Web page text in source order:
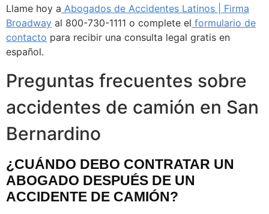
Llame hoy a Abogados de Accidentes Latinos | Firma
Broadway al 800-730-1111 o complete el formulario de
contacto para recibir una consulta legal gratis en
español.
Preguntas frecuentes sobre
accidentes de camión en San
Bernardino
¿CUÁNDO DEBO CONTRATAR UN
ABOGADO DESPUÉS DE UN
ACCIDENTE DE CAMIÓN?